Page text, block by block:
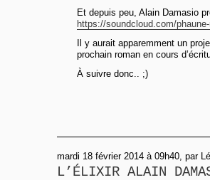
Et depuis peu, Alain Damasio
https://soundcloud.com/
Il y aurait apparemment un
prochain roman en cours
À suivre donc.. ;)
mardi 18 février 2014 à 09h40, par
L’ÉLIXIR ALAIN